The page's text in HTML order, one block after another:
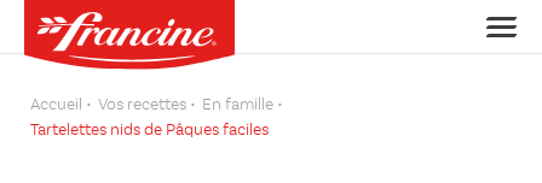
Accueil Vos recettes
En famille
Tartelettes nids de Pâques faciles